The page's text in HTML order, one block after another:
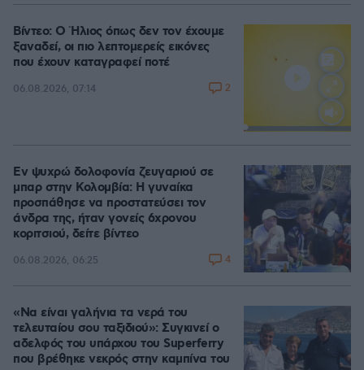
Loaded:
Βίντεο: Ο Ήλιος όπως δεν τον έχουμε
ξαναδεί, οι πιο λεπτομερείς εικόνες
που έχουν καταγραφεί ποτέ
06.08.2026, 07:14 2
Εν ψυχρώ δολοφονία ζευγαριού σε
μπαρ στην Κολομβία: Η γυναίκα
προσπάθησε να προστατεύσει τον
άνδρα της, ήταν γονείς 6χρονου
κοριτσιού, δείτε βίντεο
06.08.2026, 06:25 4
«Να είναι γαλήνια τα νερά του
τελευταίου σου ταξιδιού»: Συγκινεί ο
αδελφός του υπάρχου του Superferry
που βρέθηκε νεκρός στην καμπίνα του